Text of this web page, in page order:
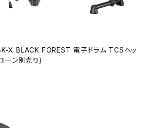
X BLACK FOREST 電子ドラム TCSヘッ
ーン別売り)